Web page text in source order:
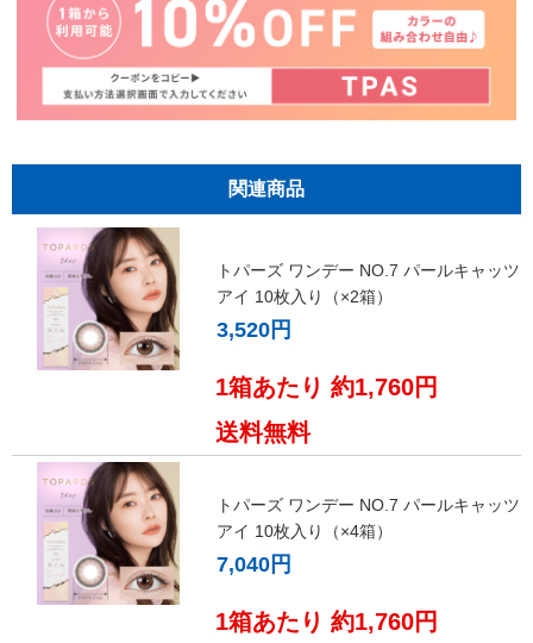
関連商品
トパーズ ワンデー NO.7 パールキャッツ
アイ 10枚入り（×2箱）
3,520円
1箱あたり 約1,760円
送料無料
トパーズ ワンデー NO.7 パールキャッツ
アイ 10枚入り（×4箱）
7,040円
1箱あたり 約1,760円